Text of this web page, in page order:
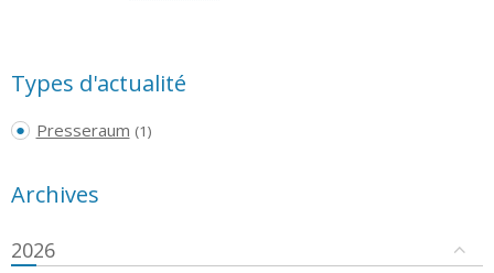
Types d'actualité
Presseraum (1)
Archives
2026